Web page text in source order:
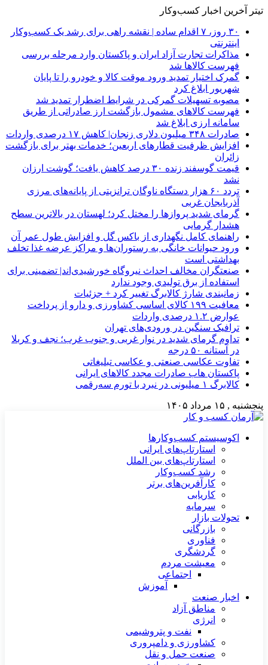
تیتر آخرین اخبار کسب‌وکار
۳۰ روز، ۷ اقدام ساده | نقشه راهی برای رشد یک کسب‌وکار
اینترنتی
مذاکرات تجارت آزاد ایران و پاکستان وارد مرحله بررسی
فهرست کالاها شد
گمرک اختیار تمدید ورود موقت کالا و خودرو را تا پایان
شهریور ابلاغ کرد
مصوبه تسهیلات گمرکی در شرایط اضطرار تمدید شد
فهرست کالاهای مشمول بازگشت ارز صادراتی از طریق
سامانه ارزی ابلاغ شد
صادرات ۳۴۸ میلیون دلاری زنجان| ‌کاهش ۱۷ درصدی واردات
افزایش ظرفیت قطارهای اربعین؛ خدمات بهتر برای بازگشت
زائران
قیمت گوسفند زنده ۳۰ درصد کاهش یافت؛ گوشت ارزان
نشد
تردد ۶۰ هزار دستگاه ناوگان ترانزیتی از پایانه‌های مرزی
آذربایجان ‌غربی
گرمای شدید پروازها را مختل کرد؛ لهستان در بالاترین سطح
هشدار گرمایی
راهنمای کامل نگهداری از باکس گل و افزایش طول عمر آن
ورود حیوانات خانگی به رستوران‌ها و مراکز عرضه غذا تخلف
بهداشتی است
صنعتگران مخالف احداث نیروگاه خورشیدی‌اند| تضمینی برای
استفاده از برق تولیدی وجود ندارد
زمانبندی شارژ کالابرگ تغییر کرد + جزئیات
معافیت ۱۹۹ کالای اساسی کشاورزی و دارو از پرداخت
عوارض ۱.۲ درصدی واردات
ترافیک سنگین در ورودی‌های تهران
تداوم گرمای شدید در نوار غربی و جنوب غرب؛ نجف و کربلا
در آستانه ۵۰ درجه
تفاوت عکاسی صنعتی و عکاسی تبلیغاتی
پاکستان هاب صادرات مجدد کالاهای ایرانی
کالابرگ ۱ میلیونی در نبرد با تورم سه‌رقمی
پنجشنبه , ۱۵ مرداد ۱۴۰۵
اکوسیستم کسب‌وکارها
استارتاپ‌های ایرانی
استارتاپ‌های بین الملل
رشد کسب‌وکار
کارآفرین‌های برتر
کاریابی
سرمایه
تحولات بازار
بازرگانی
فناوری
گردشگری
معیشت مردم
اجتماعی
آموزش
اخبار صنعت
مناطق آزاد
انرژی
نفت و پتروشیمی
کشاورزی و دامپروری
صنعت حمل و نقل